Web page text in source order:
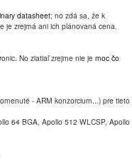
datasheet; no zdá sa, že k
je zrejmá ani ich plánovaná cena.
No ziatiaľ zrejme nie jemoc čo
- ARM konzorcium...) pre tieto
64 BGA, Apollo 512 WLCSP, Apollo